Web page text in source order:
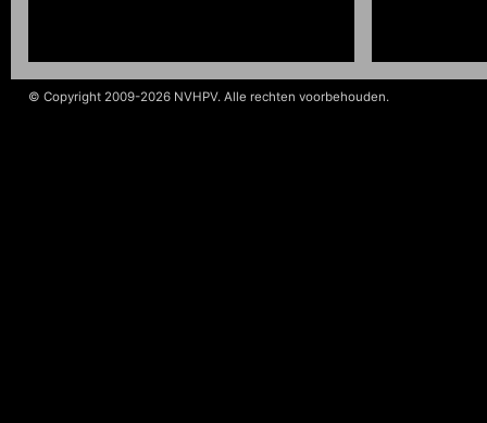
© Copyright 2009-2026 NVHPV. Alle rechten voorbehouden.